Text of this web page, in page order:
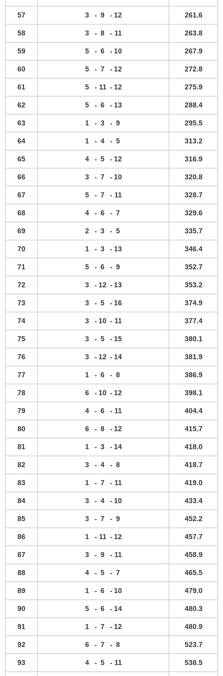
57 3 - 9 - 12 261.6
58 3 - 8 - 11 263.8
59 5 - 6 - 10 267.9
60 5 - 7 - 12 272.8
61 5 - 11 - 12 275.9
62 5 - 6 - 13 288.4
63 1 - 3 - 9 295.5
64 1 - 4 - 5 313.2
65 4 - 5 - 12 316.9
66 3 - 7 - 10 320.8
67 5 - 7 - 11 328.7
68 4 - 6 - 7 329.6
69 2 - 3 - 5 335.7
70 1 - 3 - 13 346.4
71 5 - 6 - 9 352.7
72 3 - 12 - 13 353.2
73 3 - 5 - 16 374.9
74 3 - 10 - 11 377.4
75 3 - 5 - 15 380.1
76 3 - 12 - 14 381.9
77 1 - 6 - 8 386.9
78 6 - 10 - 12 398.1
79 4 - 6 - 11 404.4
80 6 - 8 - 12 415.7
81 1 - 3 - 14 418.0
82 3 - 4 - 8 418.7
83 1 - 7 - 11 419.0
84 3 - 4 - 10 433.4
85 3 - 7 - 9 452.2
86 1 - 11 - 12 457.7
87 3 - 9 - 11 458.9
88 4 - 5 - 7 465.5
89 1 - 6 - 10 479.0
90 5 - 6 - 14 480.3
91 1 - 7 - 12 480.9
92 6 - 7 - 8 523.7
93 4 - 5 - 11 538.5